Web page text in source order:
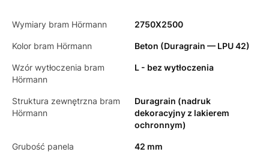
Wymiary bram Hörmann 2750X2500
Kolor bram Hörmann Beton (Duragrain — LPU 42)
Wzór wytłoczenia bram
Hörmann
L - bez wytłoczenia
Struktura zewnętrzna bram
Hörmann
Duragrain (nadruk
dekoracyjny z lakierem
ochronnym)
Grubość panela 42 mm